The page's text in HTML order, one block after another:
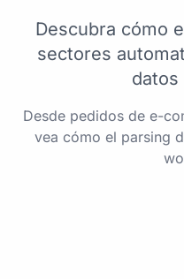
Descubra cómo
sectores
datos
Desde pedidos de e-
vea cómo el parsing